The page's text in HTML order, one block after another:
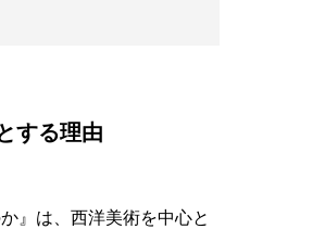
する理由
』は、西洋美術を中心と